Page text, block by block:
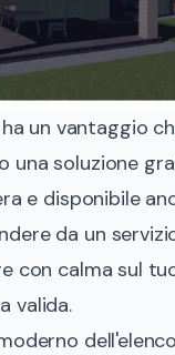
un vantaggio
una soluzione
e disponibile
da un
con calma sul
valida.